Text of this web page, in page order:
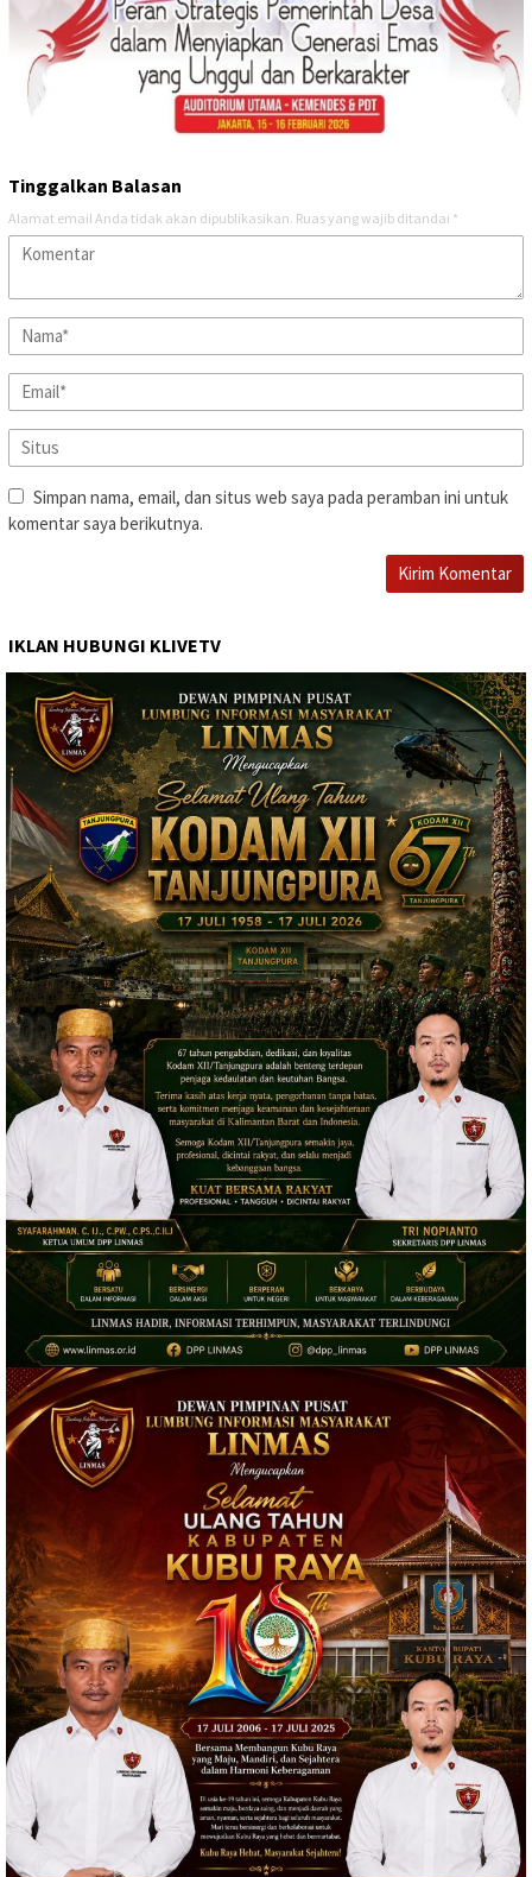
Tinggalkan Balasan
Alamat email Anda tidak akan dipublikasikan. Ruas yang wajib ditandai *
Simpan nama, email, dan situs web saya pada peramban ini untuk
komentar saya berikutnya.
IKLAN HUBUNGI KLIVETV